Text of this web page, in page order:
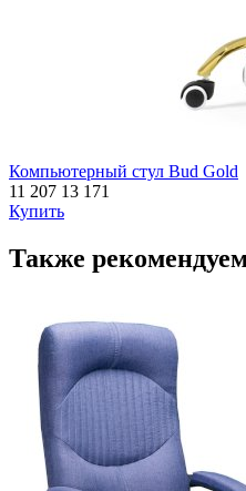
Компьютерный стул Bud Gold
11 207 13 171
Купить
Также